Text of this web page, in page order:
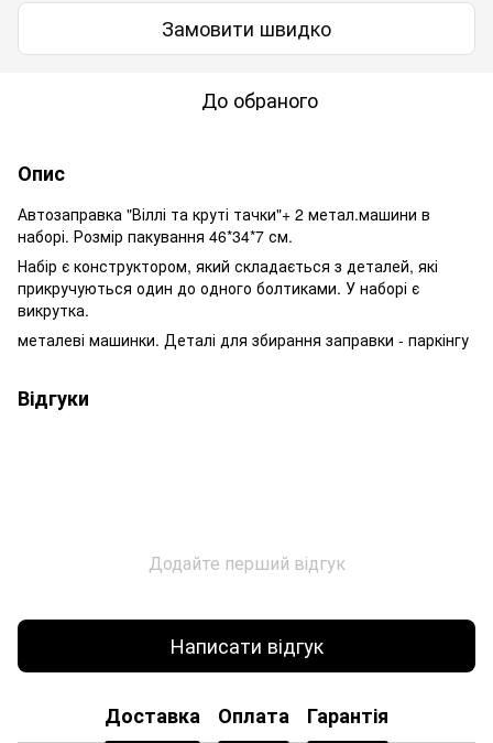
Замовити швидко
До обраного
Опис
Автозаправка "Віллі та круті тачки"+ 2 метал.машини в
наборі. Розмір пакування 46*34*7 см.
Набір є конструктором, який складається з деталей, які
прикручуються один до одного болтиками. У наборі є
викрутка.
металеві машинки. Деталі для збирання заправки - паркінгу
Відгуки
Додайте перший відгук
Написати відгук
Доставка Оплата Гарантія